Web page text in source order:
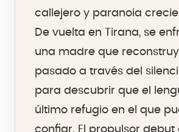
callejero y paranoia
De vuelta en Tirana, se
una madre que
pasado a través del
para descubrir que el
último refugio en el que
confiar. El propulsor debut